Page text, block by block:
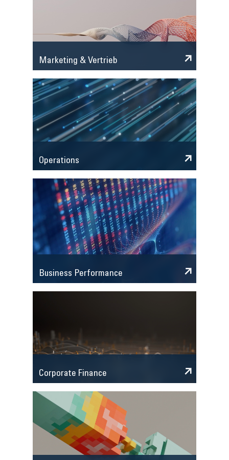
Marketing & Vertrieb
Operations
Business Performance
Corporate Finance